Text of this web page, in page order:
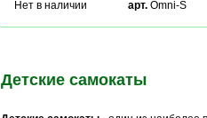
Нет в наличии
арт. Omni-S
Детские самокаты